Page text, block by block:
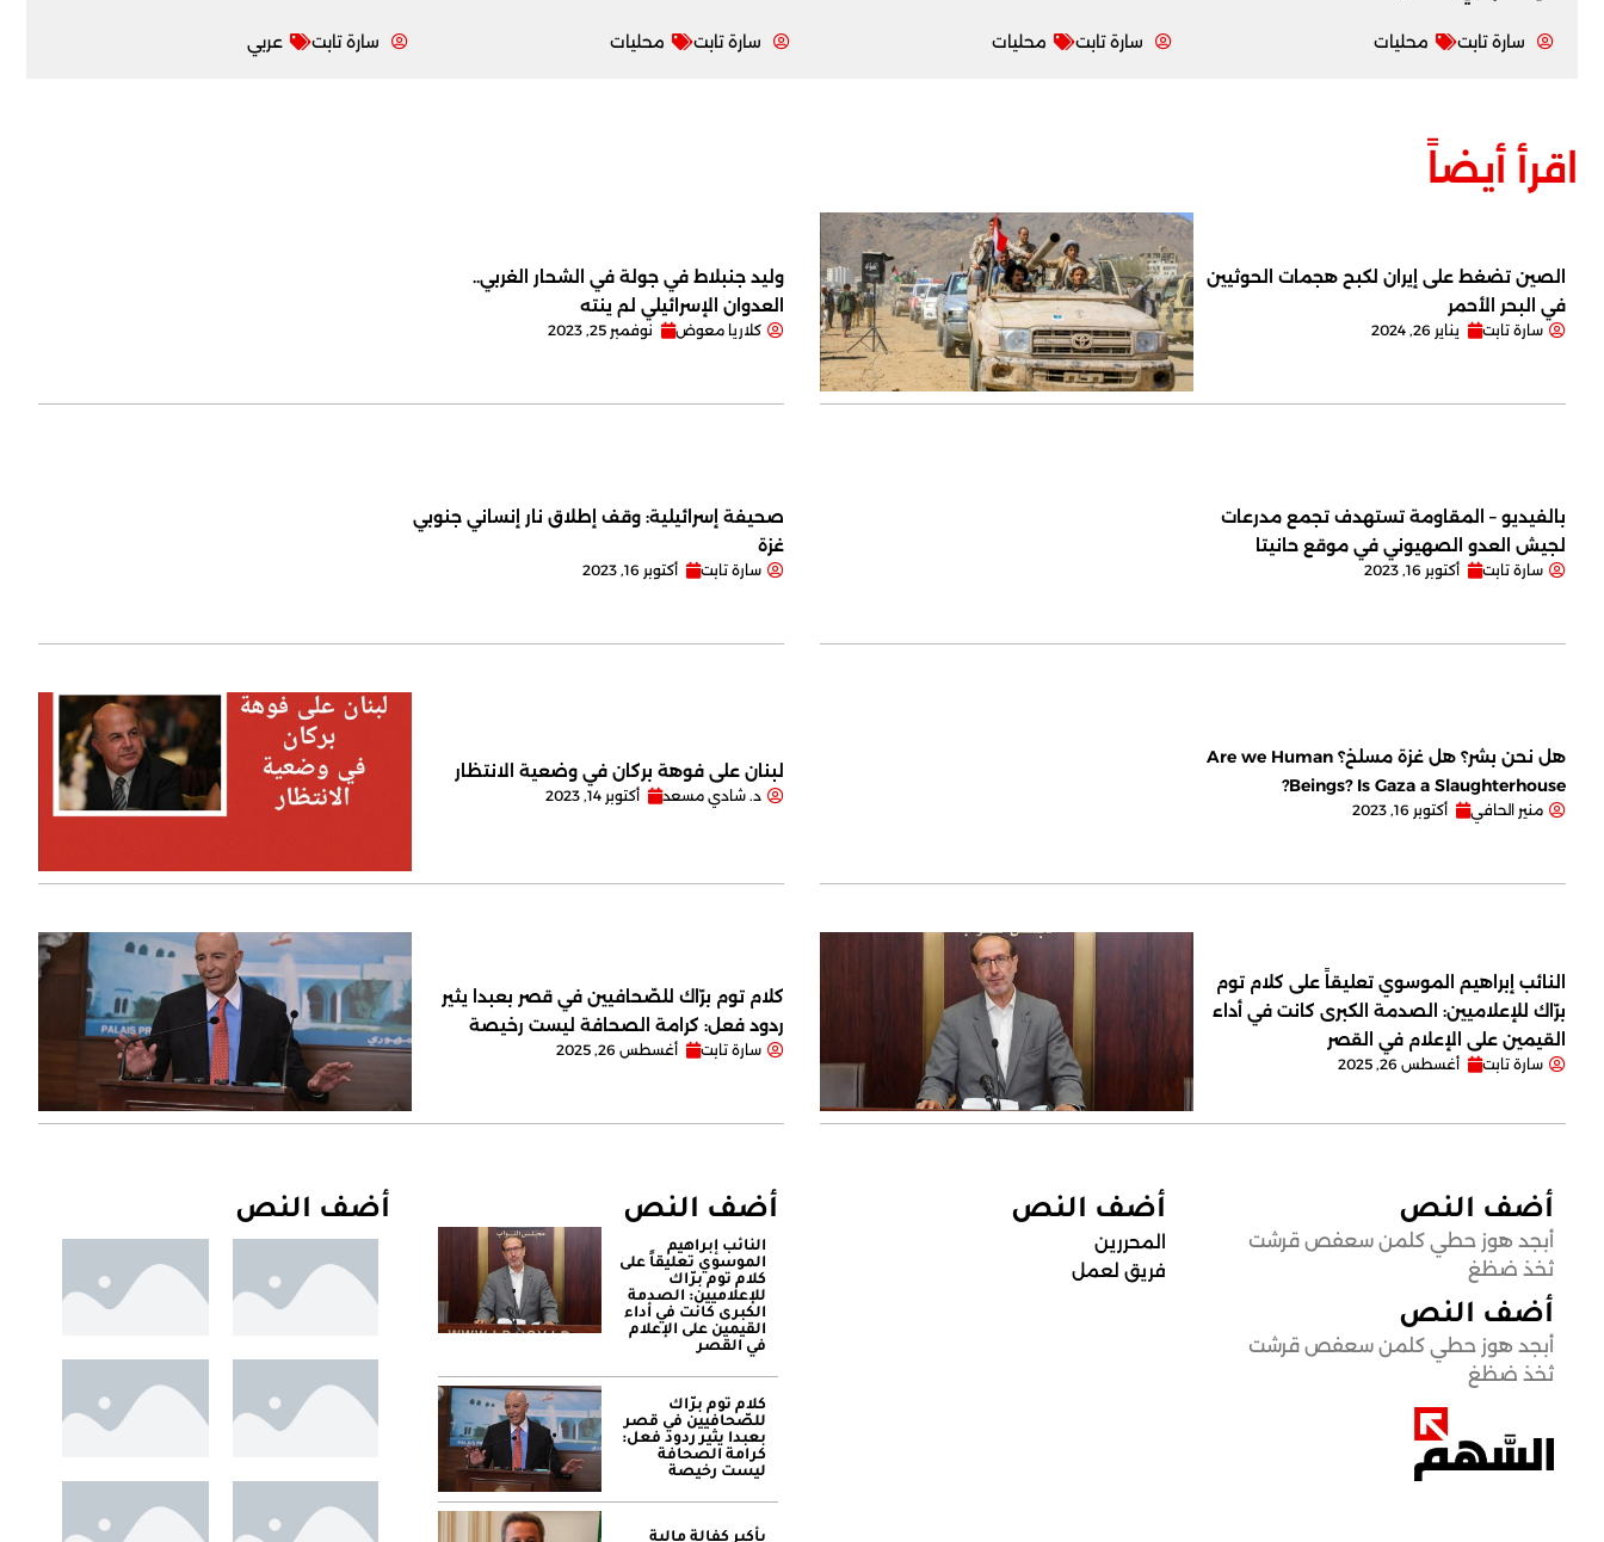
سارة تابت محليات سارة تابت محليات سارة تابت محليات سارة تابت عربي
اقرأ أيضاً
الصين تضغط على إيران لكبح هجمات الحوثيين
في البحر الأحمر
سارة تابت يناير 26, 2024
وليد جنبلاط في جولة في الشحار الغربي..
العدوان الإسرائيلي لم ينته
كلاريا معوض نوفمبر 25, 2023
بالفيديو – المقاومة تستهدف تجمع مدرعات
لجيش العدو الصهيوني في موقع حانيتا
سارة تابت أكتوبر 16, 2023
صحيفة إسرائيلية: وقف إطلاق نار إنساني جنوبي
غزة
سارة تابت أكتوبر 16, 2023
هل نحن بشر؟ هل غزة مسلخ؟ Are we Human
Beings? Is Gaza a Slaughterhouse?
منير الحافي أكتوبر 16, 2023
لبنان على فوهة بركان في وضعية الانتظار
د. شادي مسعد أكتوبر 14, 2023
النائب إبراهيم الموسوي تعليقاً على كلام توم
برّاك للإعلاميين: الصدمة الكبرى كانت في أداء
القيمين على ‏الإعلام في القصر
سارة تابت أغسطس 26, 2025
كلام توم برّاك للصّحافيين في قصر بعبدا يثير
ردود فعل: كرامة الصحافة ليست رخيصة
سارة تابت أغسطس 26, 2025
أضف النص
أبجد هوز حطي كلمن سعفص قرشت
ثخذ ضظغ
أضف النص
أبجد هوز حطي كلمن سعفص قرشت
ثخذ ضظغ
أضف النص
المحررين
فريق لعمل
أضف النص
النائب إبراهيم
الموسوي تعليقاً على
كلام توم برّاك
للإعلاميين: الصدمة
الكبرى كانت في أداء
القيمين على ‏الإعلام
في القصر
كلام توم برّاك
للصّحافيين في قصر
بعبدا يثير ردود فعل:
كرامة الصحافة
ليست رخيصة
أضف النص